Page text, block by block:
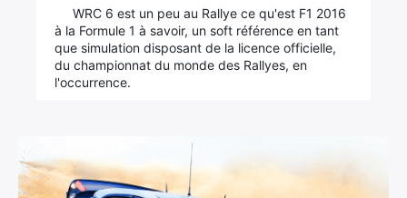
WRC 6 est un peu au Rallye ce qu'est F1 2016
à la Formule 1 à savoir, un soft référence en tant
que simulation disposant de la licence officielle,
du championnat du monde des Rallyes, en
l'occurrence.